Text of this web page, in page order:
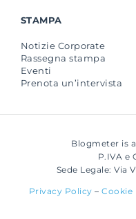
STAMPA
Notizie Corporate
Rassegna stampa
Eventi
Prenota un’intervista
Blogmeter is
P.IVA e
Sede Legale: Via
Privacy Policy –Cookie